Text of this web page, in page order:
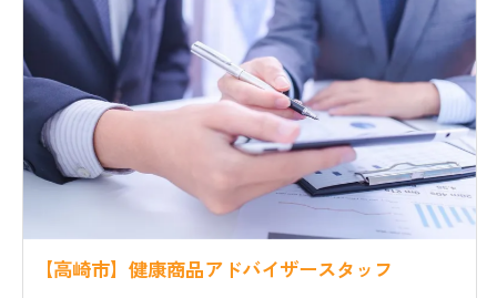
【高崎市】健康商品アドバイザースタッフ